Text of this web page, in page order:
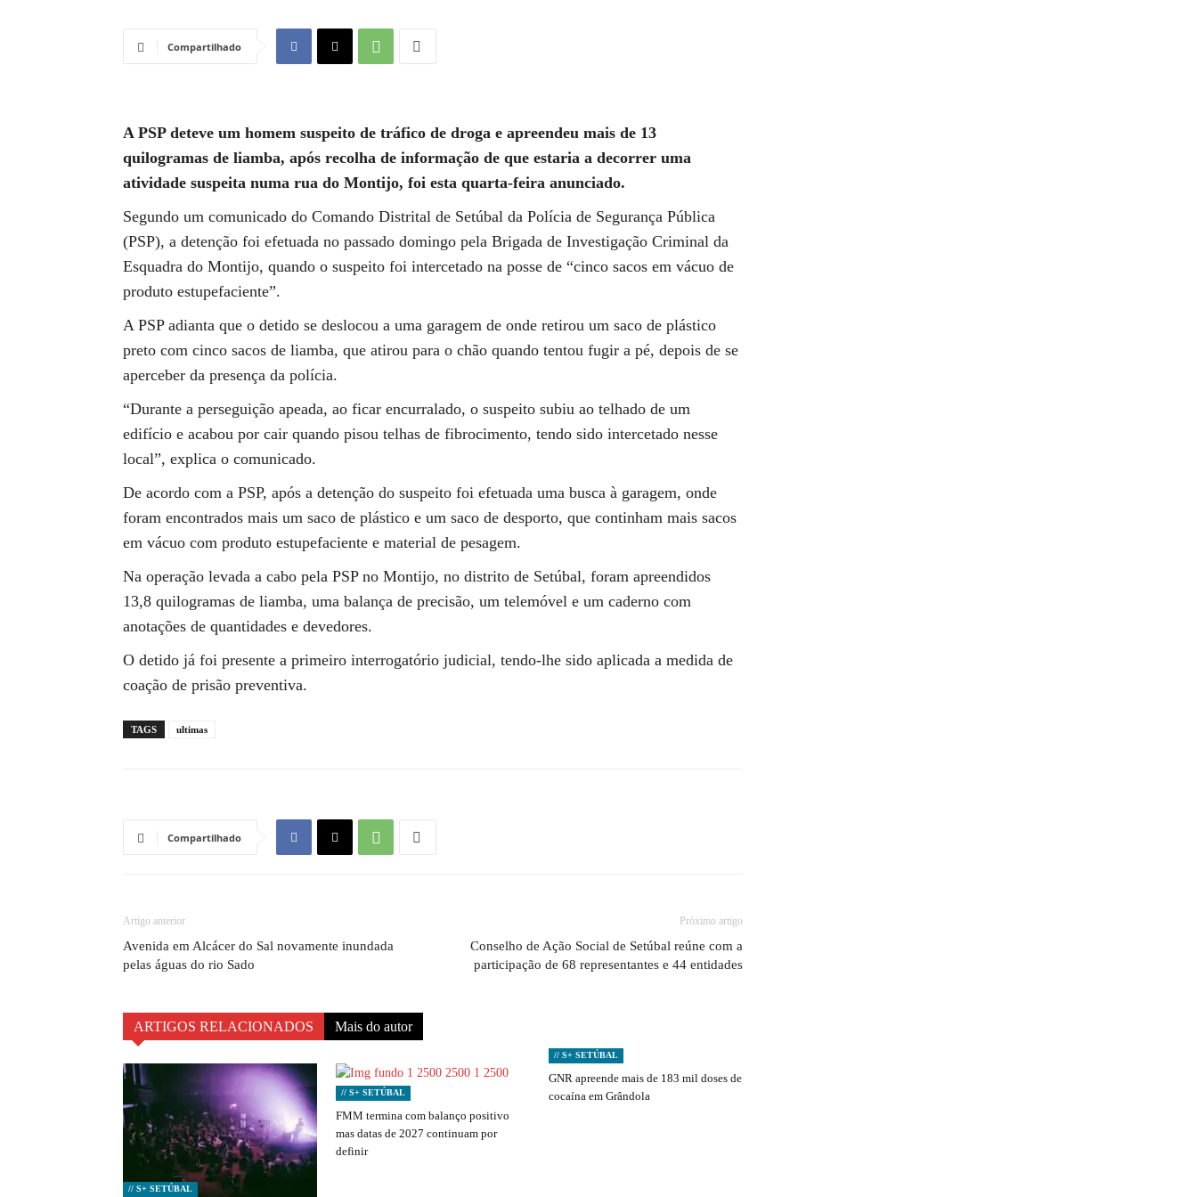
Compartilhado
A PSP deteve um homem suspeito de tráfico de droga e apreendeu mais de 13
quilogramas de liamba, após recolha de informação de que estaria a decorrer uma
atividade suspeita numa rua do Montijo, foi esta quarta-feira anunciado.
Segundo um comunicado do Comando Distrital de Setúbal da Polícia de Segurança Pública
(PSP), a detenção foi efetuada no passado domingo pela Brigada de Investigação Criminal da
Esquadra do Montijo, quando o suspeito foi intercetado na posse de “cinco sacos em vácuo de
produto estupefaciente”.
A PSP adianta que o detido se deslocou a uma garagem de onde retirou um saco de plástico
preto com cinco sacos de liamba, que atirou para o chão quando tentou fugir a pé, depois de se
aperceber da presença da polícia.
“Durante a perseguição apeada, ao ficar encurralado, o suspeito subiu ao telhado de um
edifício e acabou por cair quando pisou telhas de fibrocimento, tendo sido intercetado nesse
local”, explica o comunicado.
De acordo com a PSP, após a detenção do suspeito foi efetuada uma busca à garagem, onde
foram encontrados mais um saco de plástico e um saco de desporto, que continham mais sacos
em vácuo com produto estupefaciente e material de pesagem.
Na operação levada a cabo pela PSP no Montijo, no distrito de Setúbal, foram apreendidos
13,8 quilogramas de liamba, uma balança de precisão, um telemóvel e um caderno com
anotações de quantidades e devedores.
O detido já foi presente a primeiro interrogatório judicial, tendo-lhe sido aplicada a medida de
coação de prisão preventiva.
TAGS ultimas
Compartilhado
Artigo anterior
Avenida em Alcácer do Sal novamente inundada
pelas águas do rio Sado
Próximo artigo
Conselho de Ação Social de Setúbal reúne com a
participação de 68 representantes e 44 entidades
ARTIGOS RELACIONADOS Mais do autor
// S+ SETÚBAL
// S+ SETÚBAL
FMM termina com balanço positivo
mas datas de 2027 continuam por
definir
// S+ SETÚBAL
GNR apreende mais de 183 mil doses de
cocaína em Grândola